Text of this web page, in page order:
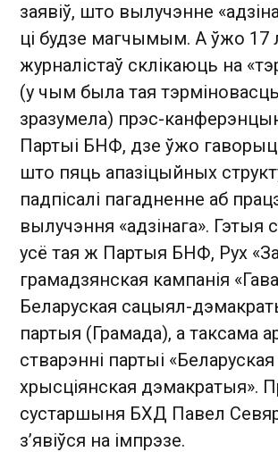
заявіў, што вылучэнне
ці будзе магчымым. А ўжо 17
журналістаў склікаюць на
(у чым была тая
зразумела) прэс-
Партыі БНФ, дзе ўжо
што пяць апазіцыйных
падпісалі пагадненне аб
вылучэння «адзінага». Гэтыя
усё тая ж Партыя БНФ, Рух
грамадзянская кампанія
Беларуская сацыял-
партыя (Грамада), а таксама
стварэнні партыі «Беларуская
хрысціянская дэмакратыя».
сустаршыня БХД Павел
з’явіўся на імпрэзе.